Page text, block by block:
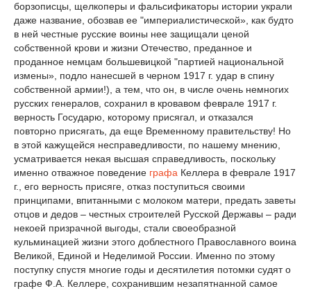
борзописцы, щелкоперы и фальсификаторы истории украли
даже название, обозвав ее "империалистической», как будто
в ней честные русские воины нее защищали ценой
собственной крови и жизни Отечество, преданное и
проданное немцам большевицкой "партией национальной
измены», подло нанесшей в черном 1917 г. удар в спину
собственной армии!), а тем, что он, в числе очень немногих
русских генералов, сохранил в кровавом феврале 1917 г.
верность Государю, которому присягал, и отказался
повторно присягать, да еще Временному правительству! Но
в этой кажущейся несправедливости, по нашему мнению,
усматривается некая высшая справедливость, поскольку
именно отважное поведение графа Келлера в феврале 1917
г., его верность присяге, отказ поступиться своими
принципами, впитанными с молоком матери, предать заветы
отцов и дедов – честных строителей Русской Державы – ради
некоей призрачной выгоды, стали своеобразной
кульминацией жизни этого доблестного Православного воина
Великой, Единой и Неделимой России. Именно по этому
поступку спустя многие годы и десятилетия потомки судят о
графе Ф.А. Келлере, сохранившим незапятнанной самое